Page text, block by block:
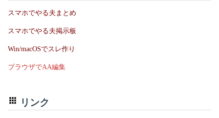
スマホでやる夫まとめ
スマホでやる夫掲示板
Win/macOSでスレ作り
ブラウザでAA編集
リンク